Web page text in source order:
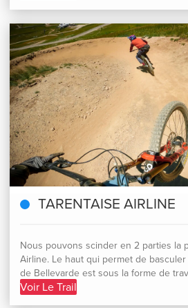
TARENTAISE AIRLINE
Nous pouvons scinder en 2 parties la
Airline. Le haut qui permet de
de Bellevarde est sous la forme de
Voir Le Trail